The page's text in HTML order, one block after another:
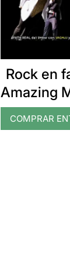
Rock en
Amazing
COMPRAR